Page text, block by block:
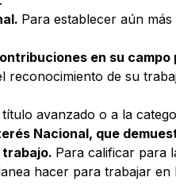
Para establecer aún
en su
reconocimiento de su
avanzado o a la
Nacional, que
trabajo. Para calificar para
hacer para trabajar en